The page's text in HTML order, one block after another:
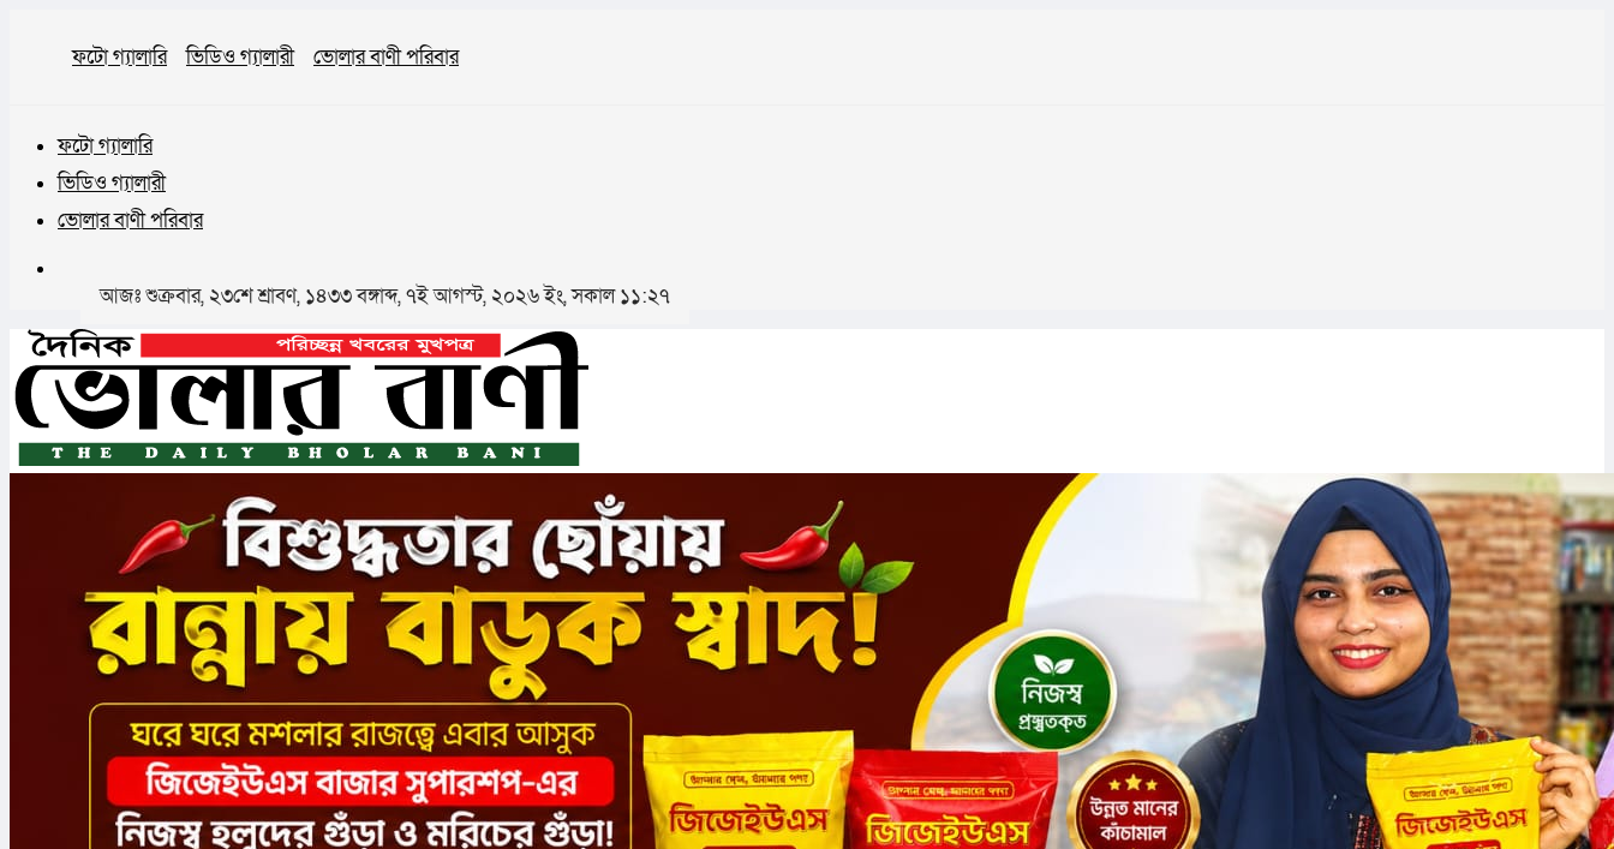
ফটো গ্যালারি ভিডিও গ্যালারী ভোলার বাণী পরিবার
ফটো গ্যালারি
ভিডিও গ্যালারী
ভোলার বাণী পরিবার
আজঃ শুক্রবার, ২৩শে শ্রাবণ, ১৪৩৩ বঙ্গাব্দ, ৭ই আগস্ট, ২০২৬ ইং, সকাল ১১:২৭